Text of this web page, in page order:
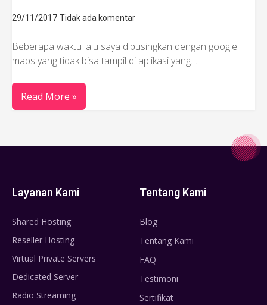
29/11/2017 Tidak ada komentar
Beberapa waktu lalu saya dipusingkan dengan google
maps yang tidak bisa tampil di aplikasi yang…
Read More »
Layanan Kami
Shared Hosting
Reseller Hosting
Virtual Private Servers
Dedicated Server
Radio Streaming
Tentang Kami
Blog
Tentang Kami
FAQ
Testimoni
Sertifikat